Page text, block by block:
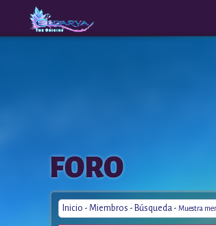
The
Origins
FORO
Inicio - Miembros - Búsqueda - Muestra